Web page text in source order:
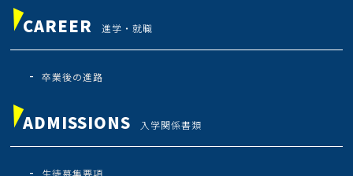
CAREER 進学・就職
卒業後の進路
ADMISSIONS 入学関係書類